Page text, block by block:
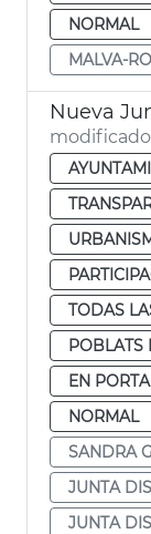
NORMAL
MALVA-
Nueva
TODAS
POBLATS
EN
NORMAL
SANDRA
JUNTA
JUNTA